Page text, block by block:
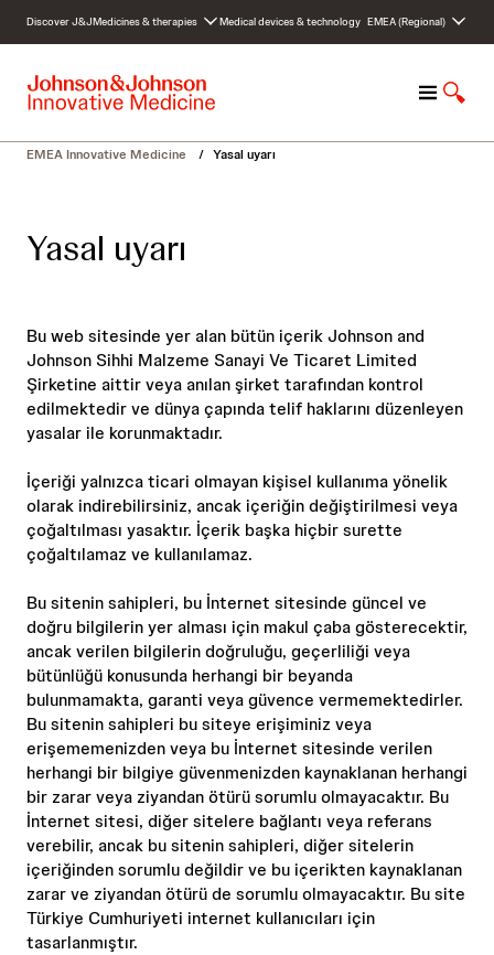
c
Discover J&JMedicines & therapies Medical devices & technology EMEA (Regional)
M
n
S
o
EMEA Innovative Medicine / Yasal uyarı
Yasal uyarı
Bu web sitesinde yer alan bütün içerik Johnson and
Johnson Sihhi Malzeme Sanayi Ve Ticaret Limited
Şirketine aittir veya anılan şirket tarafından kontrol
edilmektedir ve dünya çapında telif haklarını düzenleyen
yasalar ile korunmaktadır.
İçeriği yalnızca ticari olmayan kişisel kullanıma yönelik
olarak indirebilirsiniz, ancak içeriğin değiştirilmesi veya
çoğaltılması yasaktır. İçerik başka hiçbir surette
çoğaltılamaz ve kullanılamaz.
Bu sitenin sahipleri, bu İnternet sitesinde güncel ve
doğru bilgilerin yer alması için makul çaba gösterecektir,
ancak verilen bilgilerin doğruluğu, geçerliliği veya
bütünlüğü konusunda herhangi bir beyanda
bulunmamakta, garanti veya güvence vermemektedirler.
Bu sitenin sahipleri bu siteye erişiminiz veya
erişememenizden veya bu İnternet sitesinde verilen
herhangi bir bilgiye güvenmenizden kaynaklanan herhangi
bir zarar veya ziyandan ötürü sorumlu olmayacaktır. Bu
İnternet sitesi, diğer sitelere bağlantı veya referans
verebilir, ancak bu sitenin sahipleri, diğer sitelerin
içeriğinden sorumlu değildir ve bu içerikten kaynaklanan
zarar ve ziyandan ötürü de sorumlu olmayacaktır. Bu site
Türkiye Cumhuriyeti internet kullanıcıları için
tasarlanmıştır.